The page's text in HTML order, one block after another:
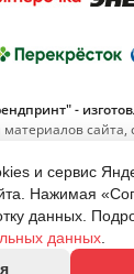
-
8 (800) 555-11-42
по РФ
info@brand-print.ru
и сервис
Нажимая
данных.
данных